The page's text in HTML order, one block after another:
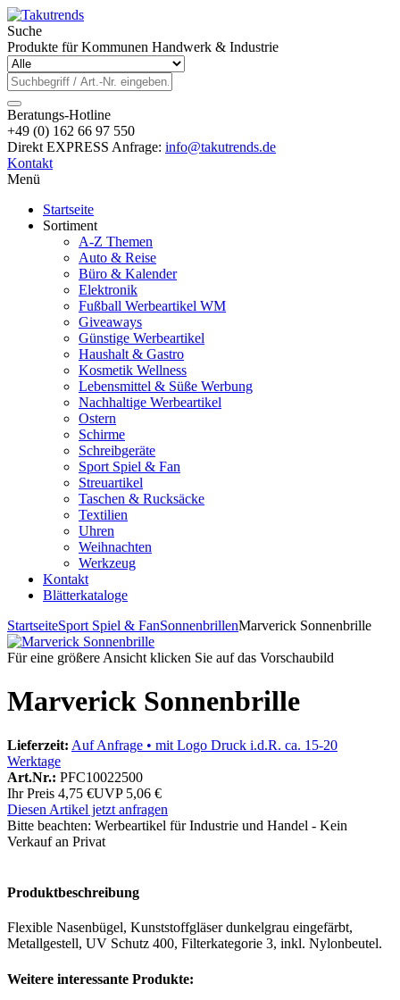
Suche
Produkte für Kommunen Handwerk & Industrie
Beratungs-Hotline
+49 (0) 162 66 97 550
Direkt EXPRESS Anfrage: info@takutrends.de
Kontakt
Menü
Startseite
Sortiment
A-Z Themen
Auto & Reise
Büro & Kalender
Elektronik
Fußball Werbeartikel WM
Giveaways
Günstige Werbeartikel
Haushalt & Gastro
Kosmetik Wellness
Lebensmittel & Süße Werbung
Nachhaltige Werbeartikel
Ostern
Schirme
Schreibgeräte
Sport Spiel & Fan
Streuartikel
Taschen & Rucksäcke
Textilien
Uhren
Weihnachten
Werkzeug
Kontakt
Blätterkataloge
StartseiteSport Spiel & FanSonnenbrillenMarverick Sonnenbrille
Für eine größere Ansicht klicken Sie auf das Vorschaubild
Marverick Sonnenbrille
Lieferzeit: Auf Anfrage • mit Logo Druck i.d.R. ca. 15-20
Werktage
Art.Nr.: PFC10022500
Ihr Preis 4,75 €UVP5,06 €
Diesen Artikel jetzt anfragen
Bitte beachten: Werbeartikel für Industrie und Handel - Kein
Verkauf an Privat
Produktbeschreibung
Flexible Nasenbügel, Kunststoffgläser dunkelgrau eingefärbt,
Metallgestell, UV Schutz 400, Filterkategorie 3, inkl. Nylonbeutel.
Weitere interessante Produkte: